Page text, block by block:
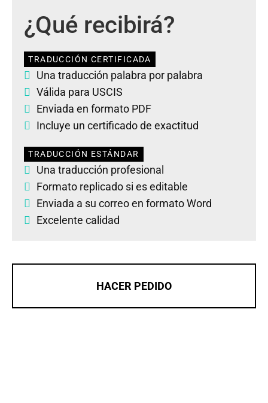
¿Qué recibirá?
TRADUCCIÓN CERTIFICADA
Una traducción palabra por palabra
Válida para USCIS
Enviada en formato PDF
Incluye un certificado de exactitud
TRADUCCIÓN ESTÁNDAR
Una traducción profesional
Formato replicado si es editable
Enviada a su correo en formato Word
Excelente calidad
HACER PEDIDO